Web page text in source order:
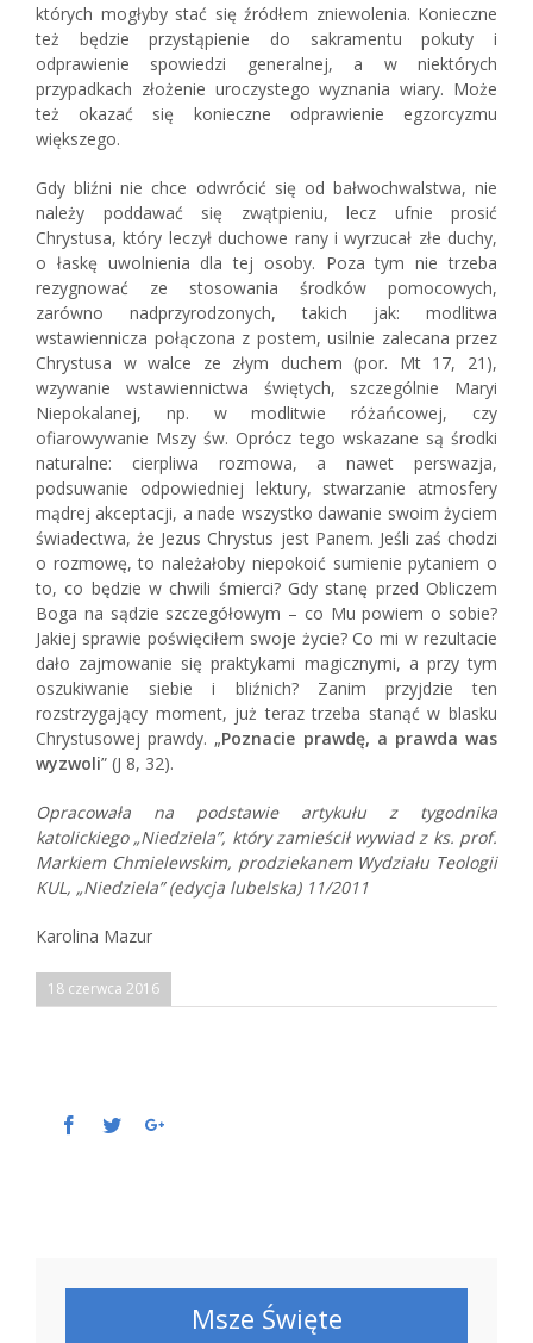
których mogłyby stać się źródłem zniewolenia. Konieczne
też będzie przystąpienie do sakramentu pokuty i
odprawienie spowiedzi generalnej, a w niektórych
przypadkach złożenie uroczystego wyznania wiary. Może
też okazać się konieczne odprawienie egzorcyzmu
większego.
Gdy bliźni nie chce odwrócić się od bałwochwalstwa, nie
należy poddawać się zwątpieniu, lecz ufnie prosić
Chrystusa, który leczył duchowe rany i wyrzucał złe duchy,
o łaskę uwolnienia dla tej osoby. Poza tym nie trzeba
rezygnować ze stosowania środków pomocowych,
zarówno nadprzyrodzonych, takich jak: modlitwa
wstawiennicza połączona z postem, usilnie zalecana przez
Chrystusa w walce ze złym duchem (por. Mt 17, 21),
wzywanie wstawiennictwa świętych, szczególnie Maryi
Niepokalanej, np. w modlitwie różańcowej, czy
ofiarowywanie Mszy św. Oprócz tego wskazane są środki
naturalne: cierpliwa rozmowa, a nawet perswazja,
podsuwanie odpowiedniej lektury, stwarzanie atmosfery
mądrej akceptacji, a nade wszystko dawanie swoim życiem
świadectwa, że Jezus Chrystus jest Panem. Jeśli zaś chodzi
o rozmowę, to należałoby niepokoić sumienie pytaniem o
to, co będzie w chwili śmierci? Gdy stanę przed Obliczem
Boga na sądzie szczegółowym – co Mu powiem o sobie?
Jakiej sprawie poświęciłem swoje życie? Co mi w rezultacie
dało zajmowanie się praktykami magicznymi, a przy tym
oszukiwanie siebie i bliźnich? Zanim przyjdzie ten
rozstrzygający moment, już teraz trzeba stanąć w blasku
Chrystusowej prawdy. „Poznacie prawdę, a prawda was
wyzwoli” (J 8, 32).
Opracowała na podstawie artykułu z tygodnika
katolickiego „Niedziela”, który zamieścił wywiadz ks. prof.
Markiem Chmielewskim, prodziekanem Wydziału Teologii
KUL, „Niedziela” (edycja lubelska) 11/2011
Karolina Mazur
18 czerwca 2016
Facebook
TwitterGoogle+
Msze Święte